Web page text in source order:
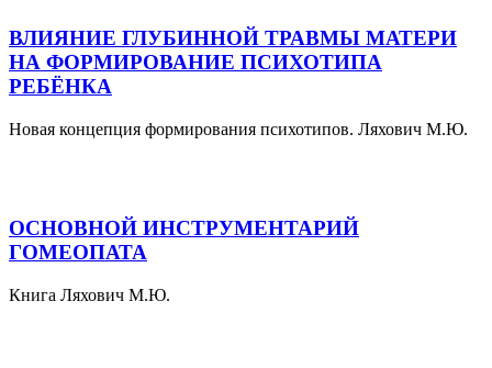
ВЛИЯНИЕ ГЛУБИННОЙ ТРАВМЫ МАТЕРИ
НА ФОРМИРОВАНИЕ ПСИХОТИПА
РЕБЁНКА
Новая концепция формирования психотипов. Ляхович М.Ю.
ОСНОВНОЙ ИНСТРУМЕНТАРИЙ
ГОМЕОПАТА
Книга Ляхович М.Ю.